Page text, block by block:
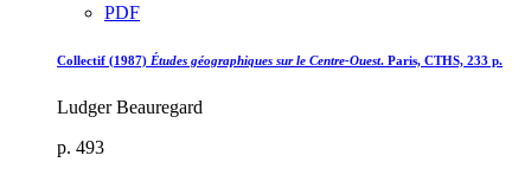
PDF
Collectif (1987) Études géographiques sur le Centre-Ouest. Paris, CTHS, 233 p.
Ludger Beauregard
p. 493